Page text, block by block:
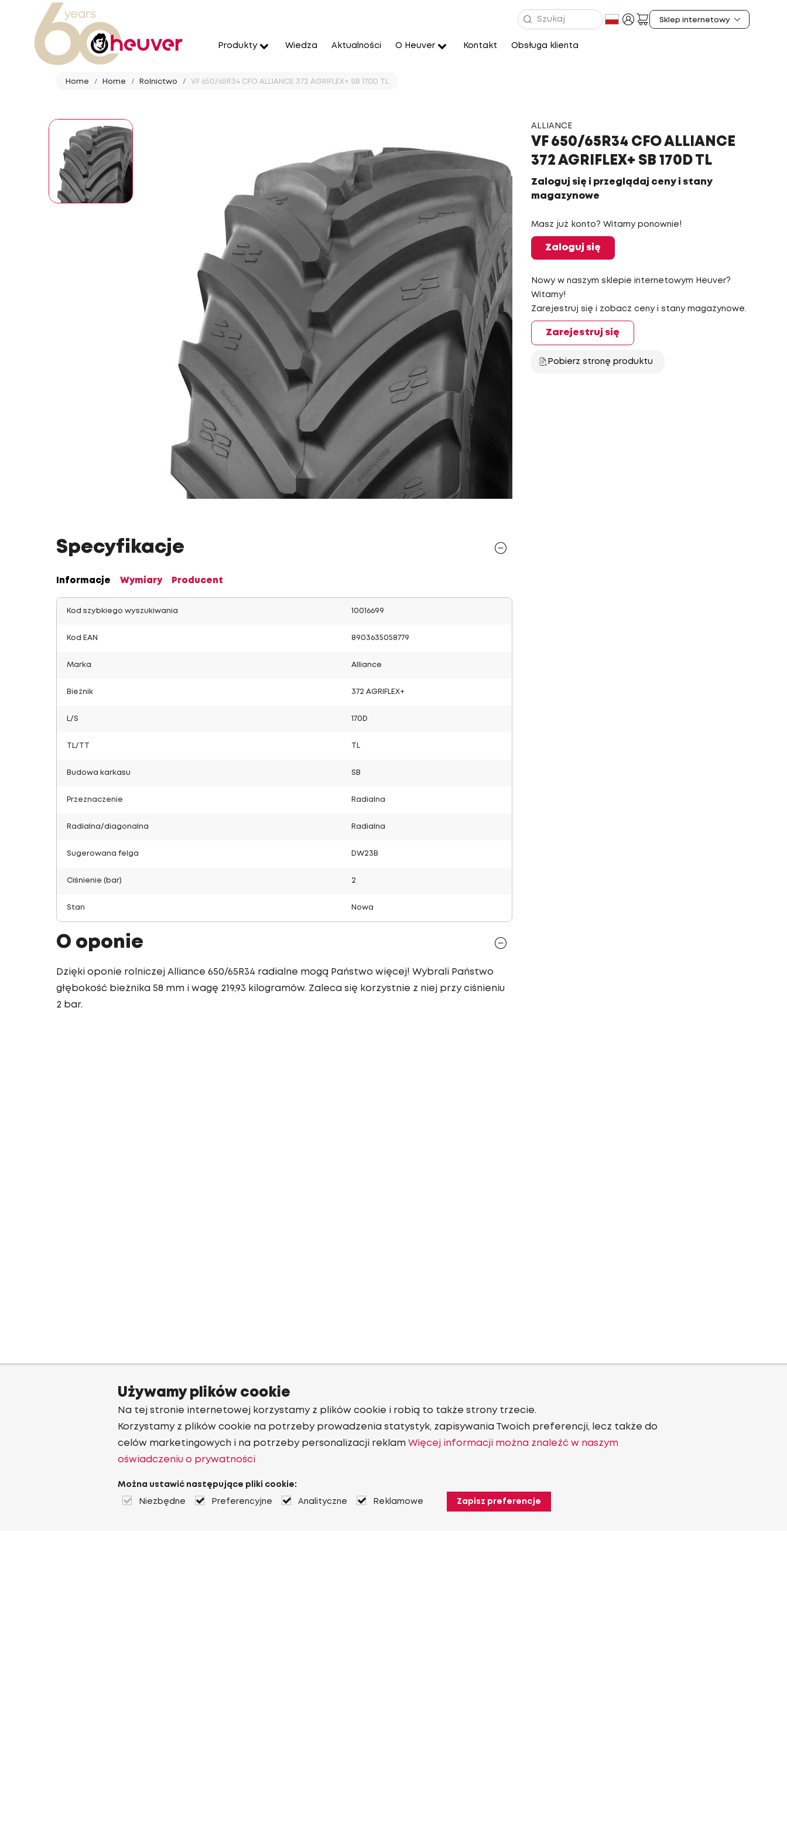
Produkty Wiedza Aktualności O Heuver Kontakt Obsługa klienta
Home Home Rolnictwo VF 650/65R34 CFO ALLIANCE 372 AGRIFLEX+ SB 170D TL
ALLIANCE
VF 650/65R34 CFO ALLIANCE
372 AGRIFLEX+ SB 170D TL
Zaloguj się i przeglądaj ceny i stany
magazynowe
Masz już konto? Witamy ponownie!
Zaloguj się
Nowy w naszym sklepie internetowym Heuver?
Witamy!
Zarejestruj się i zobacz ceny i stany magazynowe.
Zarejestruj się
Pobierz stronę produktu
Specyfikacje
Informacje Wymiary Producent
Kod szybkiego wyszukiwania 10016699
Kod EAN 8903635058779
Marka Alliance
Bieżnik 372 AGRIFLEX+
L/S 170D
TL/TT
Budowa karkasu SB
Przeznaczenie Radialna
Radialna/diagonalna Radialna
Sugerowana felga DW23B
Ciśnienie (bar) 2
Stan Nowa
O oponie
Dzięki oponie rolniczej Alliance 650/65R34 radialne mogą Państwo więcej! Wybrali Państwo
głębokość bieżnika 58 mm i wagę 219,93 kilogramów. Zaleca się korzystnie z niej przy ciśnieniu
2 bar.
Używamy plików cookie
Na tej stronie internetowej korzystamy z plików cookie i robią to także strony trzecie.
Korzystamy z plików cookie na potrzeby prowadzenia statystyk, zapisywania Twoich preferencji, lecz także do
celów marketingowych i na potrzeby personalizacji reklam Więcej informacji można znaleźć w naszym
oświadczeniu o prywatności
Można ustawić następujące pliki cookie:
Niezbędne Preferencyjne Analityczne Reklamowe Zapisz preferencje